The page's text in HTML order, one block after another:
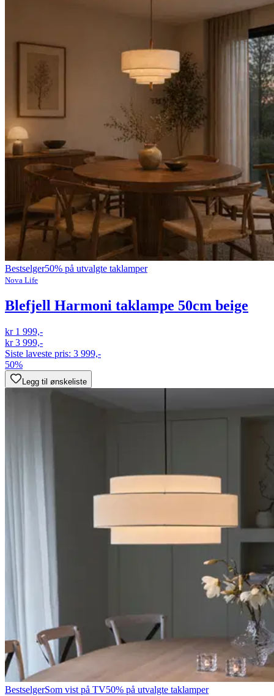
Bestselger50% på utvalgte taklamper
Nova Life
Blefjell Harmoni taklampe 50cm beige
kr 1 999,-
kr 3 999,-
Siste laveste pris: 3 999,-
50%
Legg til ønskeliste
BestselgerSom vist på TV50% på utvalgte taklamper